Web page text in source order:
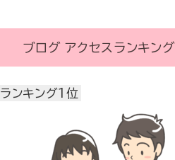
ブログ アクセスランキング
ランキング1位